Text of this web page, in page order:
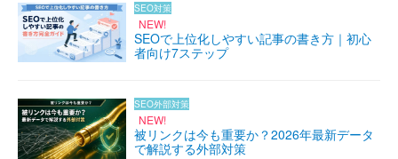
SEO対策
NEW!
SEOで上位化しやすい記事の書き方｜初心
者向け7ステップ
SEO外部対策
NEW!
被リンクは今も重要か？2026年最新データ
で解説する外部対策